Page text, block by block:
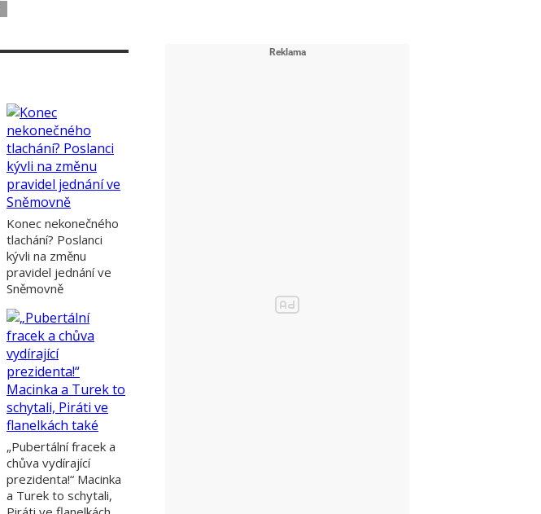
Konec nekonečného
tlachání? Poslanci
kývli na změnu
pravidel jednání ve
Sněmovně
„Pubertální fracek a
chůva vydírající
prezidenta!“ Macinka
a Turek to schytali,